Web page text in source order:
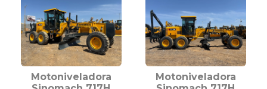
Motoniveladora
Motoniveladora